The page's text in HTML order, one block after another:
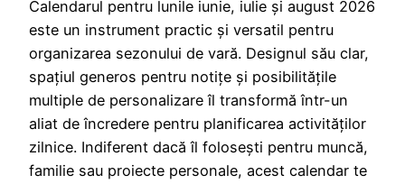
Calendarul pentru lunile iunie, iulie și august 2026
este un instrument practic și versatil pentru
organizarea sezonului de vară. Designul său clar,
spațiul generos pentru notițe și posibilitățile
multiple de personalizare îl transformă într-un
aliat de încredere pentru planificarea activităților
zilnice. Indiferent dacă îl folosești pentru muncă,
familie sau proiecte personale, acest calendar te